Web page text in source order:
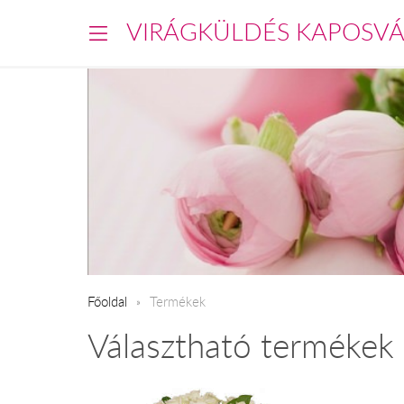
VIRÁGKÜLDÉS
Főoldal Termékek
Választható termékek